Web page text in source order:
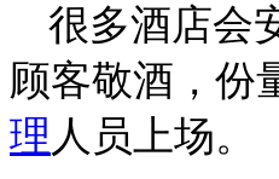
很多酒店会
顾客敬酒，份
理 人员上场。